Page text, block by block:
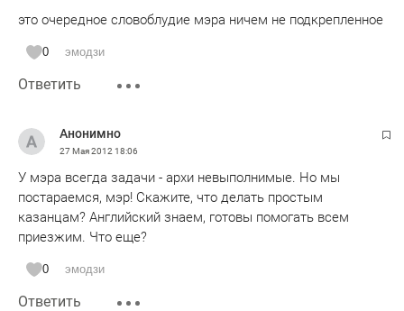
это очередное словоблудие мэра ничем не подкрепленное
0 эмодзи
Ответить
Анонимно
27 Мая 2012 18:06
У мэра всегда задачи - архи невыполнимые. Но мы
постараемся, мэр! Скажите, что делать простым
казанцам? Английский знаем, готовы помогать всем
приезжим. Что еще?
0 эмодзи
Ответить